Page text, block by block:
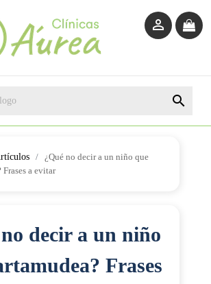


¿Qué no decir a un niño que
Frases a evitar
decir a un niño
Frases